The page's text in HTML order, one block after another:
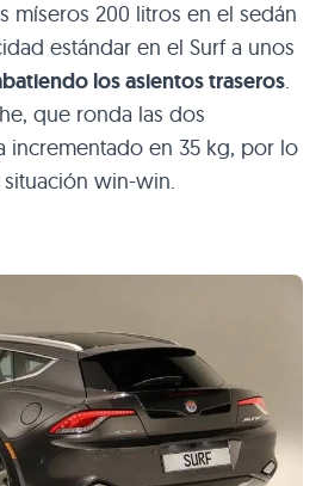
míseros 200 litros en el sedán
estándar en el Surf a unos
los asientos traseros.
que ronda las dos
incrementado en 35 kg, por lo
win-win.